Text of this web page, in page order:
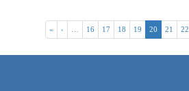
« ‹ 16 17 18 19 20 21 22